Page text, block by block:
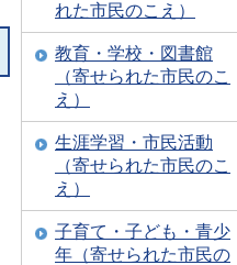
れた市民のこえ）
教育・学校・図書館
（寄せられた市民のこ
え）
生涯学習・市民活動
（寄せられた市民のこ
え）
子育て・子ども・青少
年（寄せられた市民の